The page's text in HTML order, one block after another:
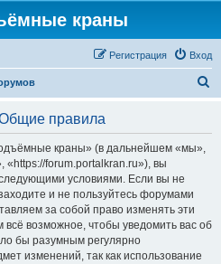
краны
Вход
Регистрация
правила
краны» (в дальнейшем «мы»,
forum.portalkran.ru»), вы
условиями. Если вы не
и не пользуйтесь форумами
за собой право изменять эти
возможное, чтобы уведомить вас об
бы разумным регулярно
изменений, так как использование